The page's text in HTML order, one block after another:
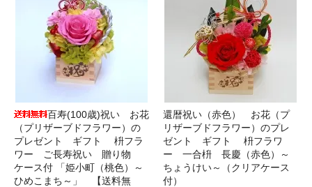
百寿(100歳)祝い お花
（プリザーブドフラワー）の
プレゼント ギフト 枡フラ
ワー ご長寿祝い 贈り物
ケース付 「姫小町（桃色）～
ひめこまち～」 【送料無
還暦祝い（赤色） お花（プ
リザーブドフラワー）のプレ
ゼント ギフト 枡フラワ
ー 一合枡 長慶（赤色）～
ちょうけい～（クリアケース
付）